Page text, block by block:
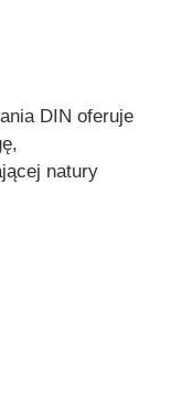
DIN oferuje
natury